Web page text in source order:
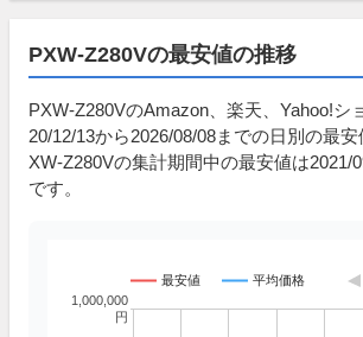
PXW-Z280Vの最安値の推移
PXW-Z280VのAmazon、楽天、Yahoo!シ
20/12/13から2026/08/08までの日別の最
XW-Z280Vの集計期間中の最安値は2021/
です。
最安値 平均価格
1,000,000
円